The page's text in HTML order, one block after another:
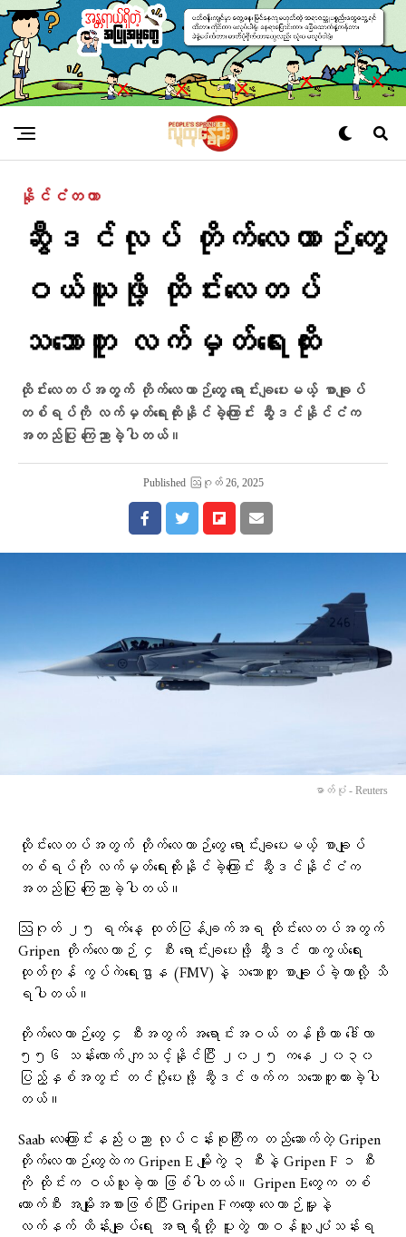
နိုင်ငံတကာ
ဆွီဒင်လုပ် တိုက်လေယာဉ်တွေ
ဝယ်ယူဖို့ ထိုင်းလေတပ်
သဘောတူ လက်မှတ်ရေးထိုး
ထိုင်းလေတပ်အတွက် တိုက်လေယာဉ်တွေ ရောင်းချပေးမယ့် စာချုပ်
တစ်ရပ်ကို လက်မှတ်ရေးထိုးနိုင်ခဲ့ကြောင်း ဆွီဒင်နိုင်ငံက
အတည်ပြု ကြေညာခဲ့ပါတယ်။
Published ဩဂုတ် 26, 2025
ဓာတ်ပုံ - Reuters
ထိုင်းလေတပ်အတွက် တိုက်လေယာဉ်တွေ ရောင်းချပေးမယ့် စာချုပ်
တစ်ရပ်ကို လက်မှတ်ရေးထိုးနိုင်ခဲ့ကြောင်း ဆွီဒင်နိုင်ငံက
အတည်ပြု ကြေညာခဲ့ပါတယ်။
ဩဂုတ် ၂၅ ရက်နေ့ ထုတ်ပြန်ချက်အရ ထိုင်းလေတပ်အတွက်
Gripen တိုက်လေယာဉ် ၄ စီး ရောင်းချပေးဖို့ ဆွီဒင် ကာကွယ်ရေး
ထုတ်ကုန် ကွပ်ကဲရေးဌာန (FMV)နဲ့ သဘောတူ စာချုပ်ခဲ့တာလို့ သိ
ရပါတယ်။
တိုက်လေယာဉ်တွေ ၄ စီးအတွက် အရောင်းအဝယ် တန်ဖိုးဟာ ဒေါ်လာ
၅၅၆ သန်းလောက် ကျသင့်နိုင်ပြီး ၂၀၂၅ ကနေ ၂၀၃၀
ပြည့်နှစ်အတွင်း တင်ပို့ပေးဖို့ ဆွီဒင်ဖက်က သဘောတူထားခဲ့ပါ
တယ်။
Saab လေကြောင်းနည်းပညာ လုပ်ငန်းစုကြီးက တည်ဆောက်တဲ့ Gripen
တိုက်လေယာဉ်တွေထဲက Gripen E မျိုးကွဲ ၃ စီးနဲ့ Gripen F ၁ စီး
ကို ထိုင်းက ဝယ်ယူခဲ့တာ ဖြစ်ပါတယ်။ Gripen Eတွေက တစ်
ယောက်စီး အမျိုးအစားဖြစ်ပြီး Gripen Fကတော့ လေယာဉ်မှူးနဲ့
လက်နက် ထိန်းချုပ်ရေး အရာရှိတို့ ပူးတွဲ တာဝန်ယူ ပျံသန်းရ